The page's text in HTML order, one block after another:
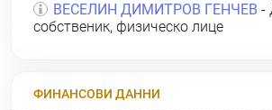
ВЕСЕЛИН ДИМИТРОВ ГЕНЧЕВ -
собственик, физическо лице
ФИНАНСОВИ ДАННИ